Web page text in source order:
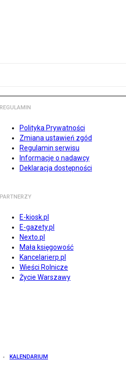
REGULAMIN
Polityka Prywatności
Zmiana ustawień zgód
Regulamin serwisu
Informacje o nadawcy
Deklaracja dostępności
PARTNERZY
E-kiosk.pl
E-gazety.pl
Nexto.pl
Mała księgowość
Kancelarierp.pl
Wieści Rolnicze
Życie Warszawy
KALENDARIUM